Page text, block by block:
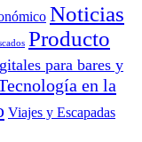
Noticias
Producto
para bares y
en la
Viajes y Escapadas